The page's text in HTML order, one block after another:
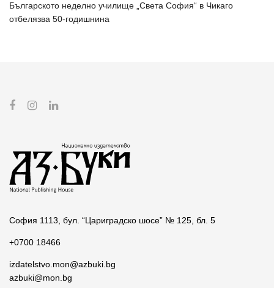
Българското неделно училище „Света София“ в Чикаго
отбелязва 50-годишнина
София 1113, бул. “Цариградско шосе” № 125, бл. 5
+0700 18466
izdatelstvo.mon@azbuki.bg
azbuki@mon.bg